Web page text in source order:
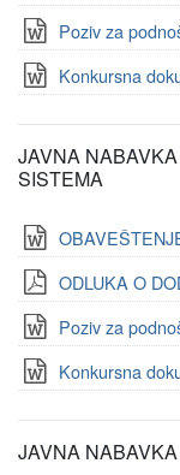
Poziv za
Konkursna
JAVNA
SISTEMA
ODLUKA O
Poziv za
Konkursna
JAVNA